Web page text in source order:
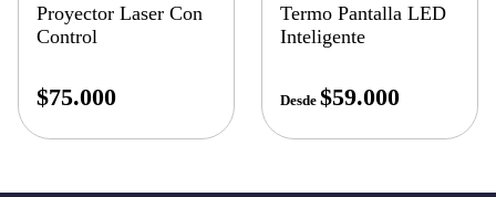
Proyector Laser Con
Control
$75.000
Termo Pantalla LED
Inteligente
Desde$59.000